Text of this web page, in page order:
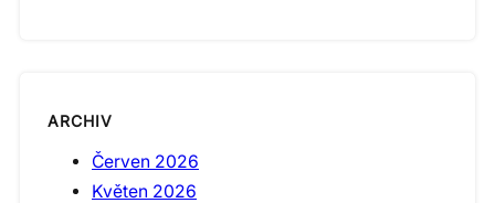
ARCHIV
Červen 2026
Květen 2026